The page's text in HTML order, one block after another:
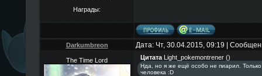
Награды:
Darkumbreon Дата: Чт, 30.04.2015, 09:19 |
The Time Lord Цитата Light_pokemontrener()
Нда, но я же ещё особо не пиарил. Только
человека :D